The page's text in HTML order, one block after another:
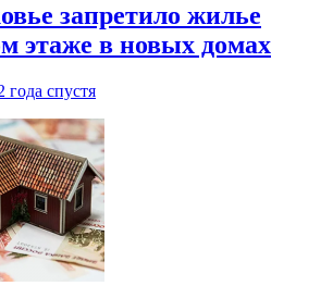
запретило жилье
этаже в новых домах
года спустя